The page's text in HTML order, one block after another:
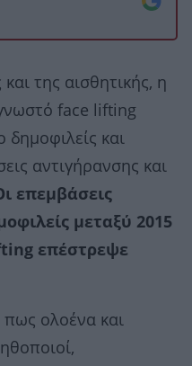
της αισθητικής, η
face lifting
δημοφιλείς και
αντιγήρανσης και
επεμβάσεις
μεταξύ 2015
επέστρεψε
πως ολοένα και